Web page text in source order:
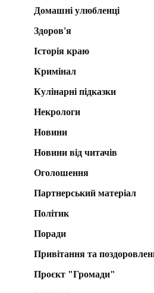
Домашні улюбленці
Здоров'я
Історія краю
Кримінал
Кулінарні підказки
Некрологи
Новини
Новини від читачів
Оголошення
Партнерський матеріал
Політик
Поради
Привітання та
Проєкт "Громади"